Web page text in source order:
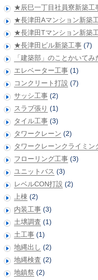
★辰巳一丁目社員寮新築工
★長津田Aマンション新築
★長津田Tマンション新築
★長津田ビル新築工事 (7)
「建築部」のことかいてみ
エレベーター工事 (1)
コンクリート打設 (7)
サッシ工事 (2)
スラブ張り (1)
タイル工事 (3)
タワークレーン (2)
タワークレーンクライミン
フローリング工事 (3)
ユニットバス (3)
レベルCON打設 (2)
上棟 (2)
内装工事 (3)
土壌調査 (1)
土工事 (1)
地縄出し (2)
地縄検査 (2)
地鎮祭 (2)